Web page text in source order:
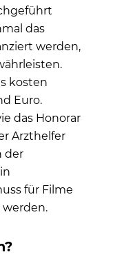
das
werden,
kosten
Euro.
das Honorar
Arzthelfer
der
für Filme